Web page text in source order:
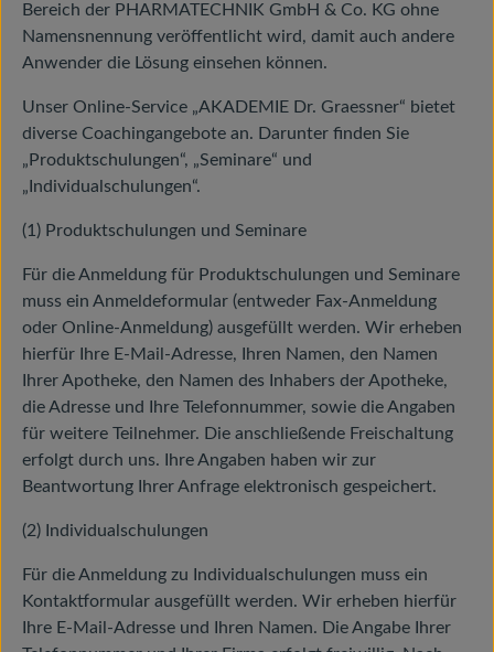
Bereich der PHARMATECHNIK GmbH & Co. KG ohne
Namensnennung veröffentlicht wird, damit auch andere
Anwender die Lösung einsehen können.
Unser Online-Service „AKADEMIE Dr. Graessner“ bietet
diverse Coachingangebote an. Darunter finden Sie
„Produktschulungen“, „Seminare“ und
„Individualschulungen“.
(1) Produktschulungen und Seminare
Für die Anmeldung für Produktschulungen und Seminare
muss ein Anmeldeformular (entweder Fax-Anmeldung
oder Online-Anmeldung) ausgefüllt werden. Wir erheben
hierfür Ihre E-Mail-Adresse, Ihren Namen, den Namen
Ihrer Apotheke, den Namen des Inhabers der Apotheke,
die Adresse und Ihre Telefonnummer, sowie die Angaben
für weitere Teilnehmer. Die anschließende Freischaltung
erfolgt durch uns. Ihre Angaben haben wir zur
Beantwortung Ihrer Anfrage elektronisch gespeichert.
(2) Individualschulungen
Für die Anmeldung zu Individualschulungen muss ein
Kontaktformular ausgefüllt werden. Wir erheben hierfür
Ihre E-Mail-Adresse und Ihren Namen. Die Angabe Ihrer